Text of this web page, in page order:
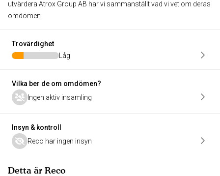
utvärdera Atrox Group AB har vi sammanställt vad vi vet om deras
omdömen
Trovärdighet
Låg
Vilka ber de om omdömen?
Ingen aktiv insamling
Insyn & kontroll
Reco har ingen insyn
Detta är Reco